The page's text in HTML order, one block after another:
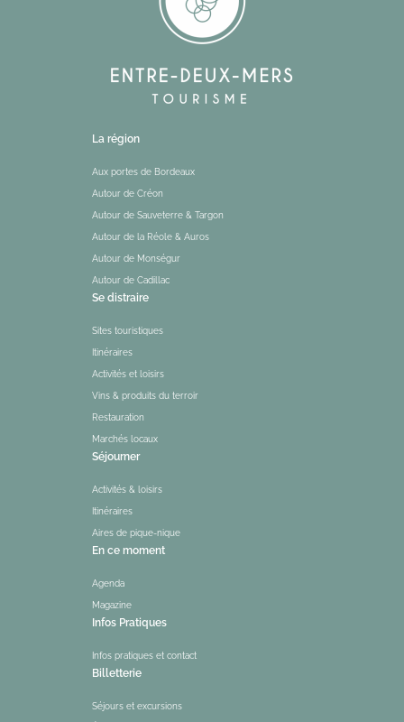
La région
Aux portes de Bordeaux
Autour de Créon
Autour de Sauveterre & Targon
Autour de la Réole & Auros
Autour de Monségur
Autour de Cadillac
Se distraire
Sites touristiques
Itinéraires
Activités et loisirs
Vins & produits du terroir
Restauration
Marchés locaux
Séjourner
Activités & loisirs
Itinéraires
Aires de pique-nique
En ce moment
Agenda
Magazine
Infos Pratiques
Infos pratiques et contact
Billetterie
Séjours et excursions